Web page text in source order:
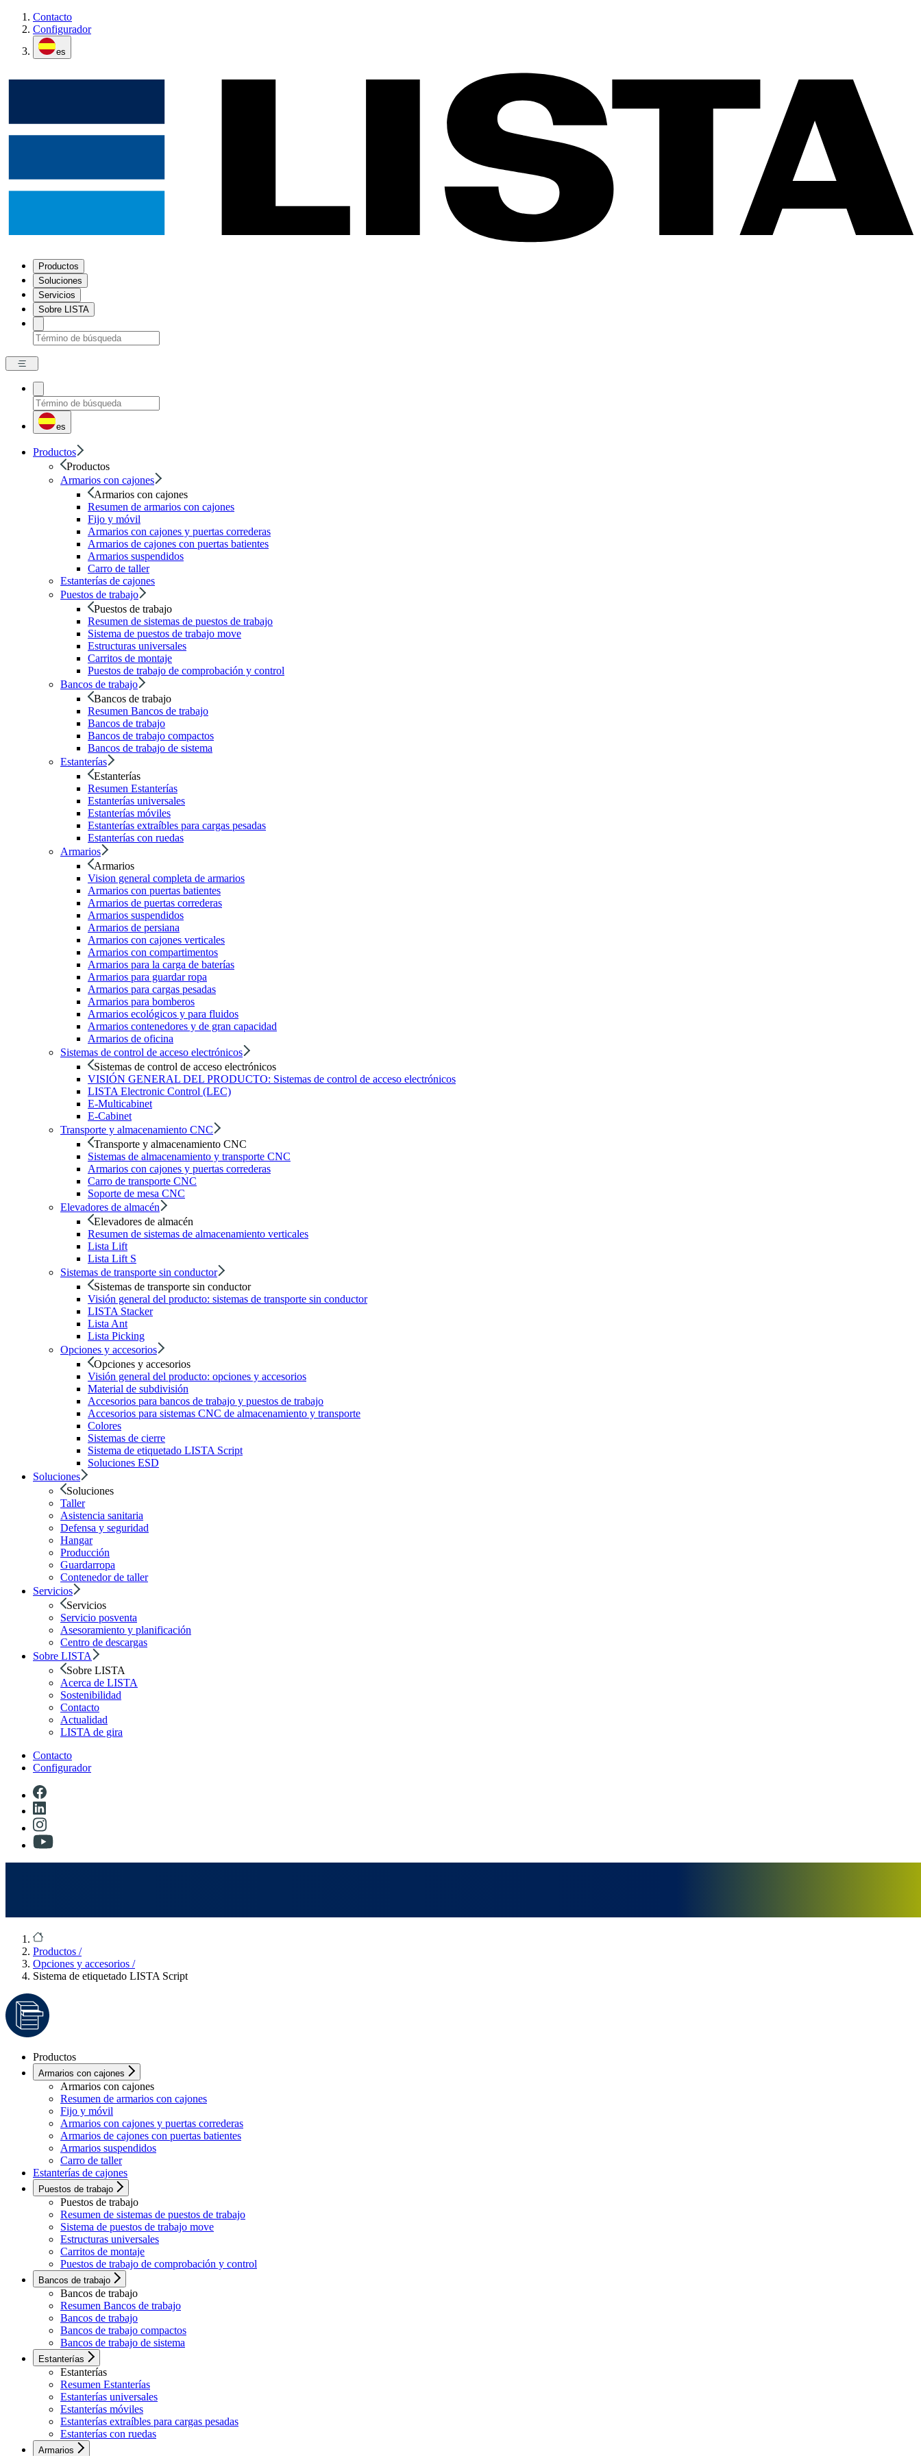
Contacto
Configurador
es
Productos
Soluciones
Servicios
Sobre LISTA
es
Productos
Productos
Armarios con cajones
Armarios con cajones
Resumen de armarios con cajones
Fijo y móvil
Armarios con cajones y puertas correderas
Armarios de cajones con puertas batientes
Armarios suspendidos
Carro de taller
Estanterías de cajones
Puestos de trabajo
Puestos de trabajo
Resumen de sistemas de puestos de trabajo
Sistema de puestos de trabajo move
Estructuras universales
Carritos de montaje
Puestos de trabajo de comprobación y control
Bancos de trabajo
Bancos de trabajo
Resumen Bancos de trabajo
Bancos de trabajo
Bancos de trabajo compactos
Bancos de trabajo de sistema
Estanterías
Estanterías
Resumen Estanterías
Estanterías universales
Estanterías móviles
Estanterías extraíbles para cargas pesadas
Estanterías con ruedas
Armarios
Armarios
Vision general completa de armarios
Armarios con puertas batientes
Armarios de puertas correderas
Armarios suspendidos
Armarios de persiana
Armarios con cajones verticales
Armarios con compartimentos
Armarios para la carga de baterías
Armarios para guardar ropa
Armarios para cargas pesadas
Armarios para bomberos
Armarios ecológicos y para fluidos
Armarios contenedores y de gran capacidad
Armarios de oficina
Sistemas de control de acceso electrónicos
Sistemas de control de acceso electrónicos
VISIÓN GENERAL DEL PRODUCTO: Sistemas de control de acceso electrónicos
LISTA Electronic Control (LEC)
E-Multicabinet
E-Cabinet
Transporte y almacenamiento CNC
Transporte y almacenamiento CNC
Sistemas de almacenamiento y transporte CNC
Armarios con cajones y puertas correderas
Carro de transporte CNC
Soporte de mesa CNC
Elevadores de almacén
Elevadores de almacén
Resumen de sistemas de almacenamiento verticales
Lista Lift
Lista Lift S
Sistemas de transporte sin conductor
Sistemas de transporte sin conductor
Visión general del producto: sistemas de transporte sin conductor
LISTA Stacker
Lista Ant
Lista Picking
Opciones y accesorios
Opciones y accesorios
Visión general del producto: opciones y accesorios
Material de subdivisión
Accesorios para bancos de trabajo y puestos de trabajo
Accesorios para sistemas CNC de almacenamiento y transporte
Colores
Sistemas de cierre
Sistema de etiquetado LISTA Script
Soluciones ESD
Soluciones
Soluciones
Taller
Asistencia sanitaria
Defensa y seguridad
Hangar
Producción
Guardarropa
Contenedor de taller
Servicios
Servicios
Servicio posventa
Asesoramiento y planificación
Centro de descargas
Sobre LISTA
Sobre LISTA
Acerca de LISTA
Sostenibilidad
Contacto
Actualidad
LISTA de gira
Contacto
Configurador
Productos /
Opciones y accesorios /
Sistema de etiquetado LISTA Script
Productos
Armarios con cajones
Armarios con cajones
Resumen de armarios con cajones
Fijo y móvil
Armarios con cajones y puertas correderas
Armarios de cajones con puertas batientes
Armarios suspendidos
Carro de taller
Estanterías de cajones
Puestos de trabajo
Puestos de trabajo
Resumen de sistemas de puestos de trabajo
Sistema de puestos de trabajo move
Estructuras universales
Carritos de montaje
Puestos de trabajo de comprobación y control
Bancos de trabajo
Bancos de trabajo
Resumen Bancos de trabajo
Bancos de trabajo
Bancos de trabajo compactos
Bancos de trabajo de sistema
Estanterías
Estanterías
Resumen Estanterías
Estanterías universales
Estanterías móviles
Estanterías extraíbles para cargas pesadas
Estanterías con ruedas
Armarios